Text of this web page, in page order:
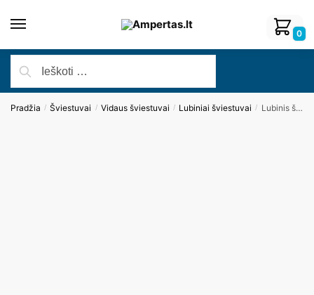
0
Pradžia / Šviestuvai / Vidaus šviestuvai / Lubiniai šviestuvai / Lubinis šviestuvas FORM C0216